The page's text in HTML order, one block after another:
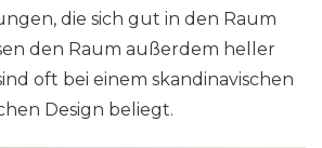
die sich gut in den Raum
den Raum außerdem heller
oft bei einem skandinavischen
Design beliegt.